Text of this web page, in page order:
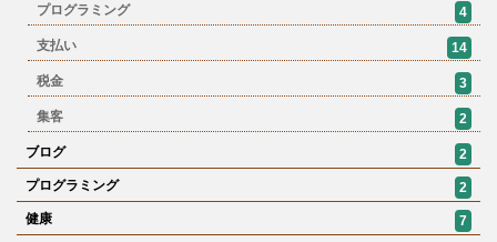
プログラミング 4
支払い 14
税金 3
集客 2
ブログ
2
プログラミング
2
健康
7